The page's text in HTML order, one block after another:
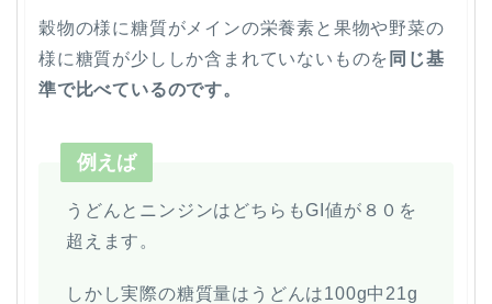
穀物の様に糖質がメインの栄養素と果物や野菜の
様に糖質が少ししか含まれていないものを 同じ基
準で比べているのです。
例えば
うどんとニンジンはどちらもGI値が８０を
超えます。
しかし実際の糖質量はうどんは100g中21g